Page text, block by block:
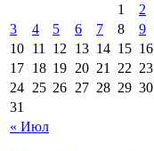
« Июл
1
2
3
4 5 6 7 8
9
10 11 12 13 14 15 16
17 18 19 20 21 22 23
24 25 26 27 28 29 30
31